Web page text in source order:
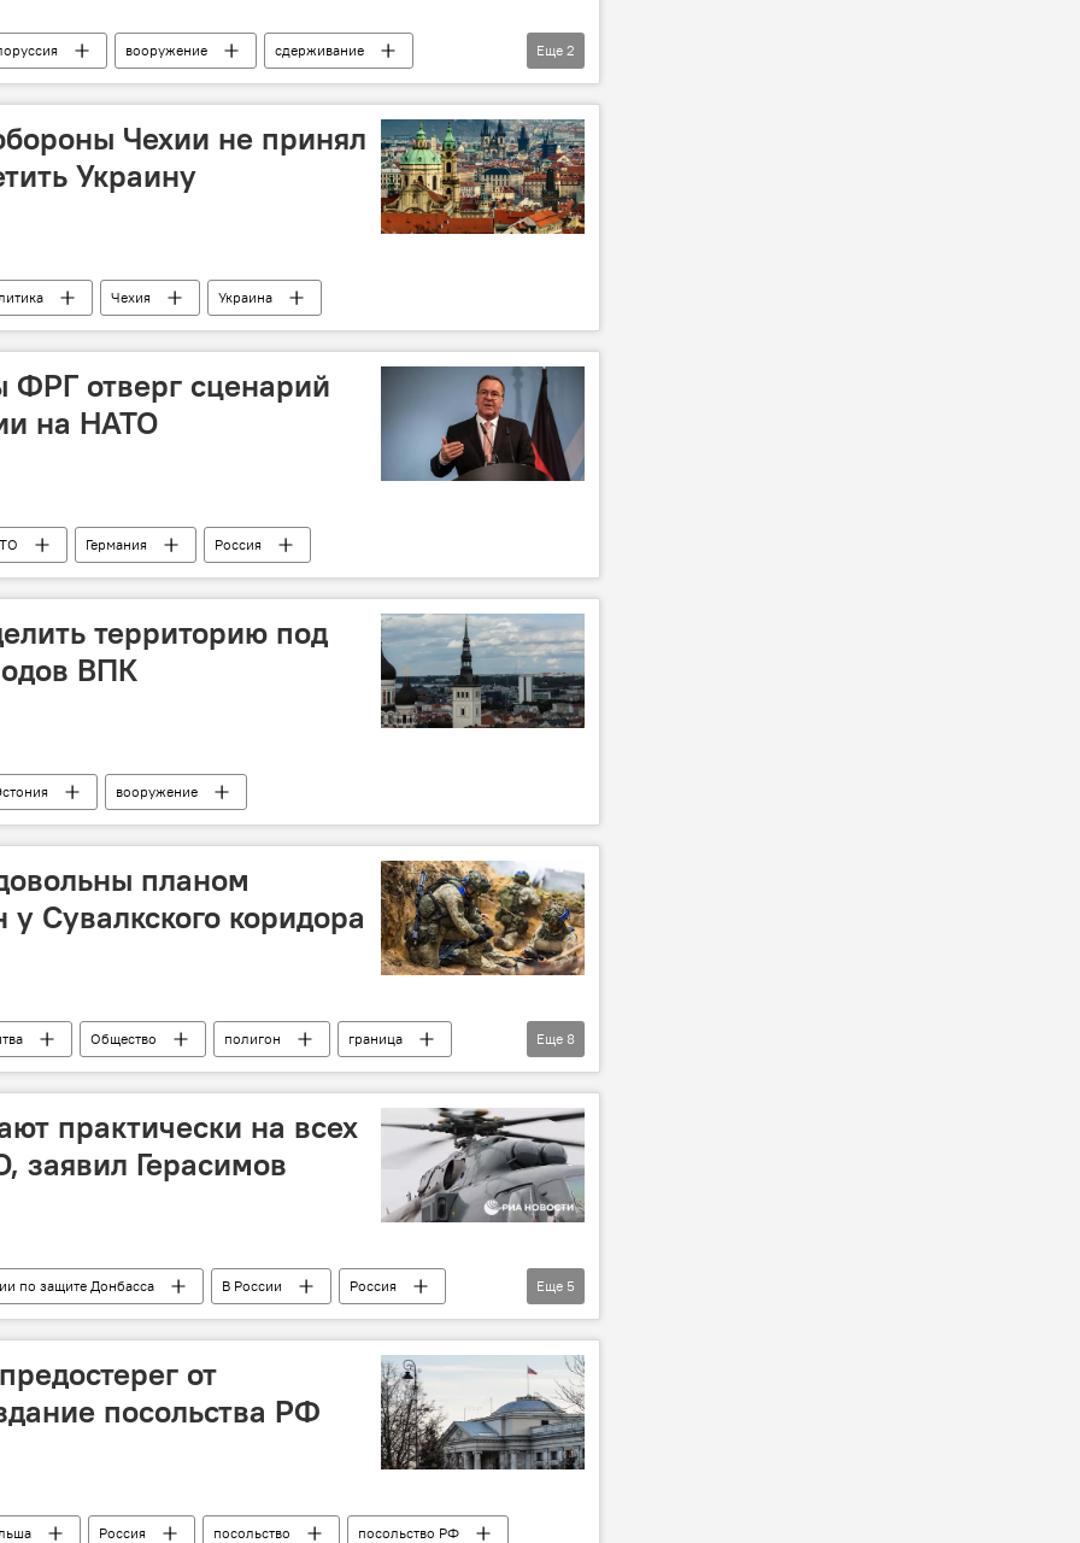
вооружение
сдерживание
Еще 2
Чехии не принял
Украину
Чехия Украина
ФРГ отверг сценарий
на НАТО
Германия Россия
территорию под
ВПК
вооружение
планом
у Сувалкского коридора
Общество полигон
граница
коридор Белоруссия
строительство
Скандал с полигоном в Сувалкском коридоре
Еще 8
практически на всех
заявил Герасимов
по защите Донбасса В России
Россия
освобождение
ВС РФ
Еще 5
от
посольства РФ
Россия посольство посольство РФ